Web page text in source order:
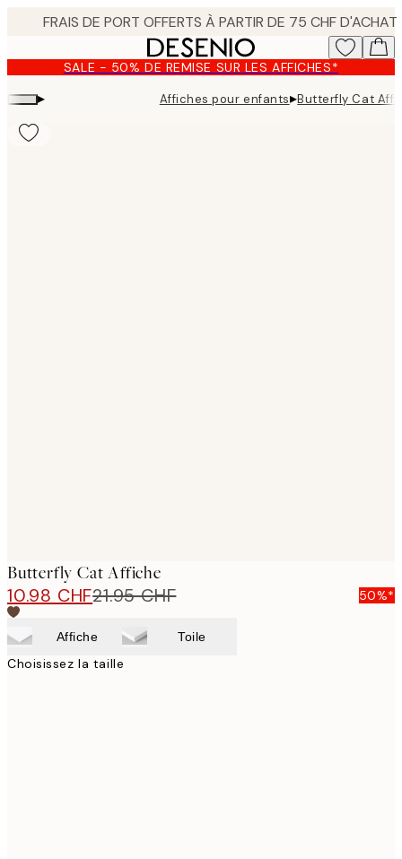
content.SALE - 50% DE REMISE SUR LES AFFICHES*
▸ Affiches pour enfants▸Butterfly Cat
Butterfly Cat Affiche
10.98 CHF21.95 CHF 50%*
Affiche Toile
Choisissez la taille